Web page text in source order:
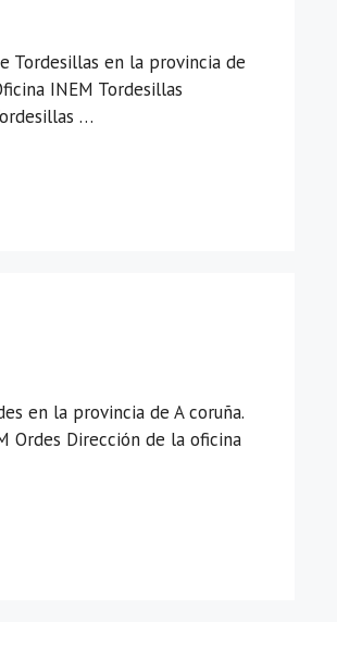
Tordesillas en la provincia de
INEM Tordesillas
…
en la provincia de A coruña.
Ordes Dirección de la oficina